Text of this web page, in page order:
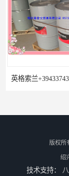
英格索兰
版权所
绍
技术支持：